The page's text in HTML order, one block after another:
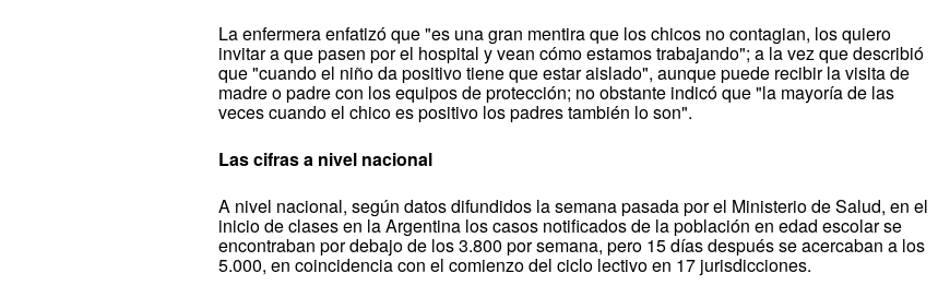
La enfermera enfatizó que "es una gran mentira que los chicos no contagian, los quiero
invitar a que pasen por el hospital y vean cómo estamos trabajando"; a la vez que describió
que "cuando el niño da positivo tiene que estar aislado", aunque puede recibir la visita de
madre o padre con los equipos de protección; no obstante indicó que "la mayoría de las
veces cuando el chico es positivo los padres también lo son".
Las cifras a nivel nacional
A nivel nacional, según datos difundidos la semana pasada por el Ministerio de Salud, en el
inicio de clases en la Argentina los casos notificados de la población en edad escolar se
encontraban por debajo de los 3.800 por semana, pero 15 días después se acercaban a los
5.000, en coincidencia con el comienzo del ciclo lectivo en 17 jurisdicciones.